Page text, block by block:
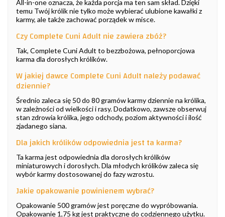
All-in-one oznacza, że każda porcja ma ten sam skład. Dzięki
temu Twój królik nie tylko może wybierać ulubione kawałki z
karmy, ale także zachować porządek w misce.
Czy Complete Cuni Adult nie zawiera zbóż?
Tak, Complete Cuni Adult to bezzbożowa, pełnoporcjowa
karma dla dorosłych królików.
W jakiej dawce Complete Cuni Adult należy podawać
dziennie?
Średnio zaleca się 50 do 80 gramów karmy dziennie na królika,
w zależności od wielkości i rasy. Dodatkowo, zawsze obserwuj
stan zdrowia królika, jego odchody, poziom aktywności i ilość
zjadanego siana.
Dla jakich królików odpowiednia jest ta karma?
Ta karma jest odpowiednia dla dorosłych królików
miniaturowych i dorosłych. Dla młodych królików zaleca się
wybór karmy dostosowanej do fazy wzrostu.
Jakie opakowanie powinienem wybrać?
Opakowanie 500 gramów jest poręczne do wypróbowania.
Opakowanie 1,75 kg jest praktyczne do codziennego użytku.